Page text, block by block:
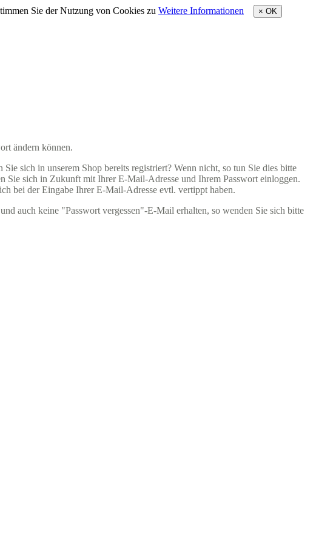
Sie der Nutzung von Cookies zu Weitere Informationen × OK
ändern können.
sich in unserem Shop bereits registriert? Wenn nicht, so tun Sie dies bitte
Sie sich in Zukunft mit Ihrer E-Mail-Adresse und Ihrem Passwort einloggen.
bei der Eingabe Ihrer E-Mail-Adresse evtl. vertippt haben.
auch keine "Passwort vergessen"-E-Mail erhalten, so wenden Sie sich bitte